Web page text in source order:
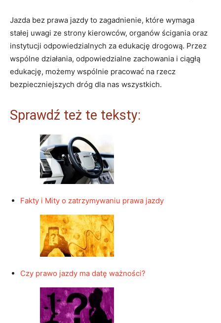
Jazda bez prawa jazdy to zagadnienie, które wymaga
stałej uwagi ze strony kierowców, organów ścigania oraz
instytucji odpowiedzialnych za edukację drogową. Przez
wspólne działania, odpowiedzialne zachowania i ciągłą
edukację, możemy wspólnie pracować na rzecz
bezpieczniejszych dróg dla nas wszystkich.
Sprawdź też te teksty:
Fakty i Mity o zatrzymywaniu prawa jazdy
Czy prawo jazdy ma datę ważności?